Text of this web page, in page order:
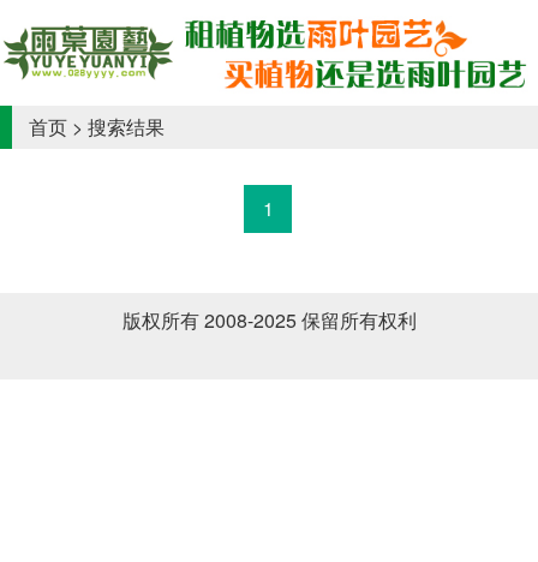
首页 > 搜索结果
1
版权所有 2008-2025 保留所有权利